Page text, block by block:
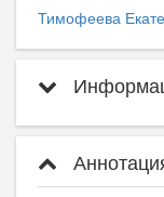
Тимофеева